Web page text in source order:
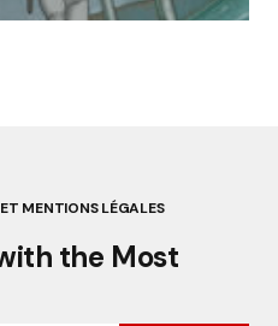
MENTIONS LÉGALES
the Most